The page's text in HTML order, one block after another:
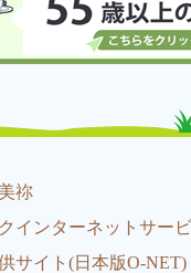
祢
インターネットサー
サイト(日本版O-NET)